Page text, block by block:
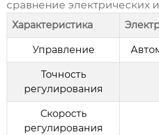
сравнение электрических
Характеристика
Управление
Точность
регулирования
Скорость
регулирования